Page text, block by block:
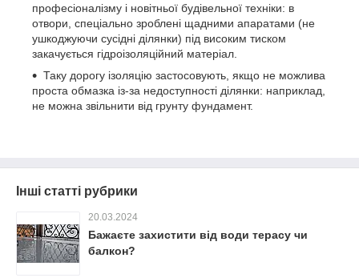
професіоналізму і новітньої будівельної техніки: в
отвори, спеціально зроблені щадними апаратами (не
ушкоджуючи сусідні ділянки) під високим тиском
закачується гідроізоляційний матеріал.
Таку дорогу ізоляцію застосовують, якщо не можлива
проста обмазка із-за недоступності ділянки: наприклад,
не можна звільнити від грунту фундамент.
Інші статті рубрики
20.03.2024
Бажаєте захистити від води терасу чи
балкон?